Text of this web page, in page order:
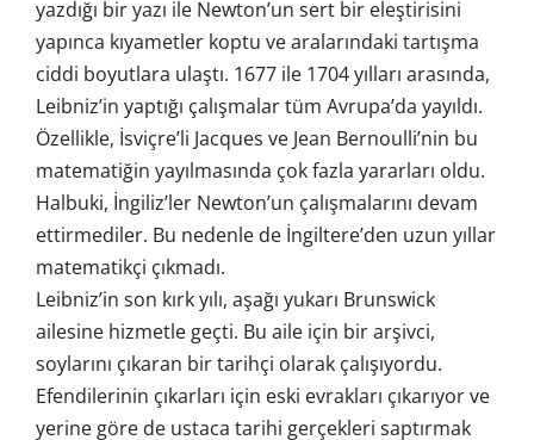
yazdığı bir yazı ile Newton’un sert bir eleştirisini
yapınca kıyametler koptu ve aralarındaki tartışma
ciddi boyutlara ulaştı. 1677 ile 1704 yılları arasında,
Leibniz’in yaptığı çalışmalar tüm Avrupa’da yayıldı.
Özellikle, İsviçre’li Jacques ve Jean Bernoulli’nin bu
matematiğin yayılmasında çok fazla yararları oldu.
Halbuki, İngiliz’ler Newton’un çalışmalarını devam
ettirmediler. Bu nedenle de İngiltere’den uzun yıllar
matematikçi çıkmadı.
Leibniz’in son kırk yılı, aşağı yukarı Brunswick
ailesine hizmetle geçti. Bu aile için bir arşivci,
soylarını çıkaran bir tarihçi olarak çalışıyordu.
Efendilerinin çıkarları için eski evrakları çıkarıyor ve
yerine göre de ustaca tarihi gerçekleri saptırmak